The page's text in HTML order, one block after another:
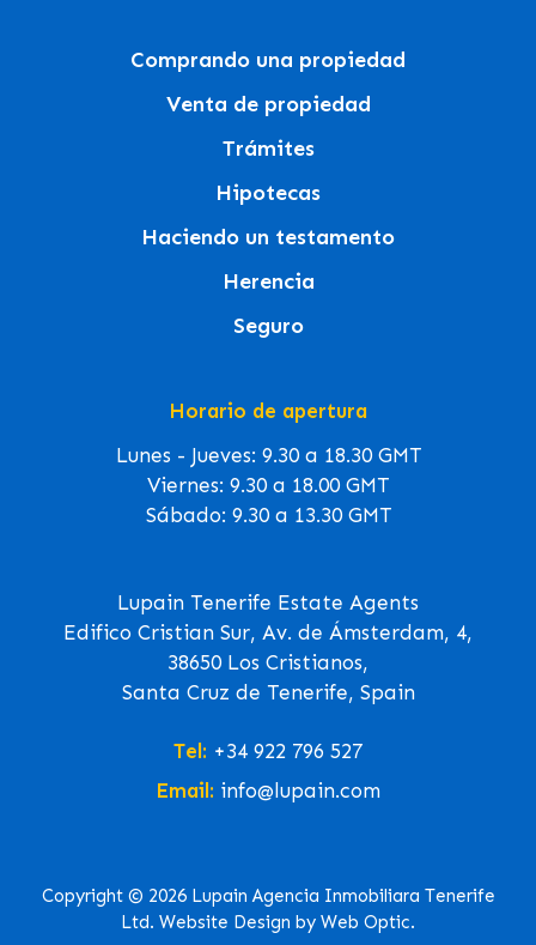
Comprando una propiedad
Venta de propiedad
Trámites
Hipotecas
Haciendo un testamento
Herencia
Seguro
Horario de apertura
Lunes - Jueves: 9.30 a 18.30 GMT
Viernes: 9.30 a 18.00 GMT
Sábado: 9.30 a 13.30 GMT
Lupain Tenerife Estate Agents
Edifico Cristian Sur, Av. de Ámsterdam, 4,
38650 Los Cristianos,
Santa Cruz de Tenerife, Spain
Tel: +34 922 796 527
Email: info@lupain.com
Copyright © 2026 Lupain Agencia Inmobiliara Tenerife
Ltd. Website Design by Web Optic.